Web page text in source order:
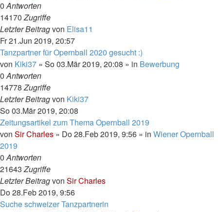
0Antworten
14170Zugriffe
Letzter Beitragvon Elisa11
Fr 21.Jun 2019, 20:57
Tanzpartner für Opernball 2020 gesucht :)
von Kiki37 » So 03.Mär 2019, 20:08 » in Bewerbung
0Antworten
14778Zugriffe
Letzter Beitragvon Kiki37
So 03.Mär 2019, 20:08
Zeitungsartikel zum Thema Opernball 2019
von Sir Charles » Do 28.Feb 2019, 9:56 » in Wiener Opernball
2019
0Antworten
21643Zugriffe
Letzter Beitragvon Sir Charles
Do 28.Feb 2019, 9:56
Suche schweizer Tanzpartnerin